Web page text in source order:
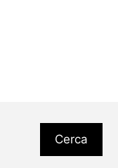
Cerca